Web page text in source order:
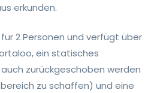
erkunden.
2 Personen und verfügt über
ein statisches
zurückgeschoben werden
zu schaffen) und eine